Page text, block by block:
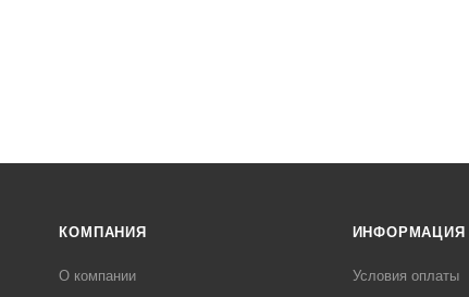
КОМПАНИЯ
О компании
ИНФОРМАЦИЯ
Условия оплаты